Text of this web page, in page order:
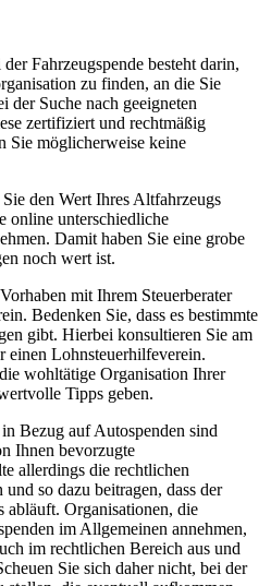
Fahrzeugspende besteht darin,
zu finden, an die Sie
der Suche nach geeigneten
zertifiziert und rechtmäßig
Sie möglicherweise keine
den Wert Ihres Altfahrzeugs
online unterschiedliche
Damit haben Sie eine grobe
noch wert ist.
mit Ihrem Steuerberater
Bedenken Sie, dass es bestimmte
gibt. Hierbei konsultieren Sie am
einen Lohnsteuerhilfeverein.
wohltätige Organisation Ihrer
Tipps geben.
Bezug auf Autospenden sind
Ihnen bevorzugte
allerdings die rechtlichen
so dazu beitragen, dass der
abläuft. Organisationen, die
im Allgemeinen annehmen,
im rechtlichen Bereich aus und
Sie sich daher nicht, bei der